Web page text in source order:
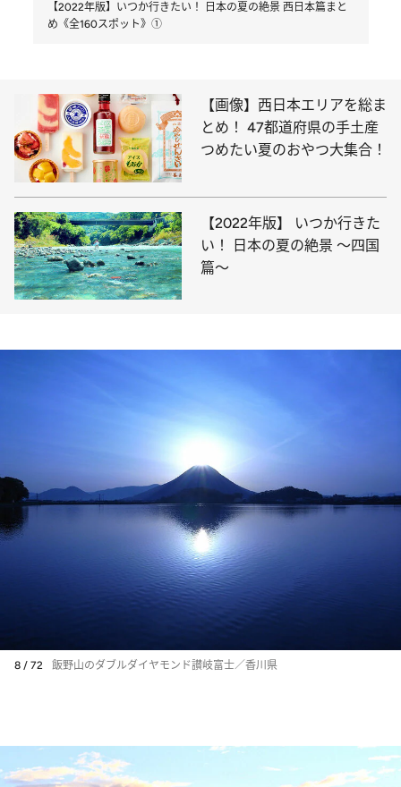
【2022年版】いつか行きたい！ 日本の夏の絶景 西日本篇まと
め《全160スポット》①
【画像】西日本エリアを総ま
とめ！ 47都道府県の手土産
つめたい夏のおやつ大集合！
【2022年版】 いつか行きた
い！ 日本の夏の絶景 ～四国
篇～
8 / 72 飯野山のダブルダイヤモンド讃岐富士／香川県